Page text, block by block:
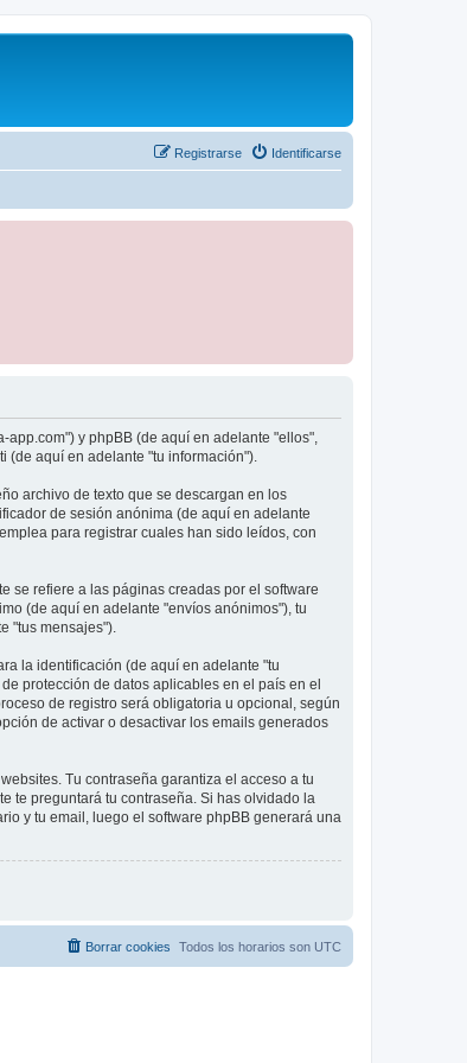
Identificarse
Registrarse
y phpBB (de aquí en adelante "ellos",
(de aquí en adelante "tu información").
archivo de texto que se descargan en los
de sesión anónima (de aquí en adelante
para registrar cuales han sido leídos, con
se refiere a las páginas creadas por el software
(de aquí en adelante "envíos anónimos"), tu
"tus mensajes").
la identificación (de aquí en adelante "tu
protección de datos aplicables en el país en el
de registro será obligatoria u opcional, según
de activar o desactivar los emails generados
Tu contraseña garantiza el acceso a tu
te preguntará tu contraseña. Si has olvidado la
y tu email, luego el software phpBB generará una
Todos los horarios son UTC
Borrar cookies